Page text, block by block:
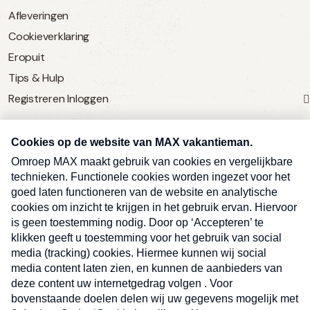
Afleveringen
Cookieverklaring
Eropuit
Tips & Hulp
Registreren Inloggen
SERVICE
Over Omroep MAX
MAX Vandaag
MAX Meldpunt
Pers
Contact
Algemene voorwaarden
Privacyverklaring
Ben je benieuwd naar meer
vakantienieuws- en tips?